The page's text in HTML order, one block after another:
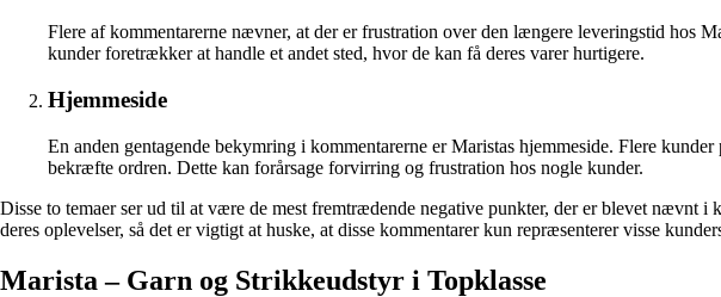
Flere af kommentarerne nævner, at der er frustration over den længere leveringstid hos
kunder foretrækker at handle et andet sted, hvor de kan få deres varer hurtigere.
Hjemmeside
En anden gentagende bekymring i kommentarerne er Maristas hjemmeside. Flere
bekræfte ordren. Dette kan forårsage forvirring og frustration hos nogle kunder.
Disse to temaer ser ud til at være de mest fremtrædende negative punkter, der er blevet nævnt
deres oplevelser, så det er vigtigt at huske, at disse kommentarer kun repræsenterer visse
Marista – Garn og Strikkeudstyr i Topklasse